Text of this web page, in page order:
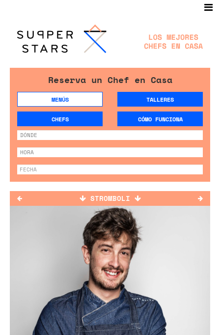
Reserva un Chef en Casa
MENÚS TALLERES
CHEFS CÓMO FUNCIONA
STROMBOLI